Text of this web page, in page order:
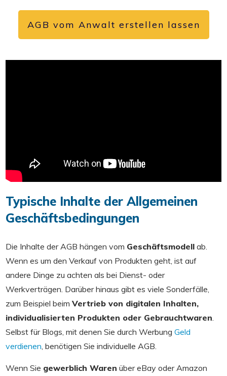
AGB vom Anwalt erstellen lassen
Typische Inhalte der Allgemeinen
Geschäftsbedingungen
Die Inhalte der AGB hängen vom Geschäftsmodell ab.
Wenn es um den Verkauf von Produkten geht, ist auf
andere Dinge zu achten als bei Dienst- oder
Werkverträgen. Darüber hinaus gibt es viele Sonderfälle,
zum Beispiel beim Vertrieb von digitalen Inhalten,
individualisierten Produkten oder Gebrauchtwaren
Selbst für Blogs, mit denen Sie durch Werbung Geld
verdienen , benötigen Sie individuelle AGB.
Wenn Sie gewerblich Waren über eBay oder Amazon